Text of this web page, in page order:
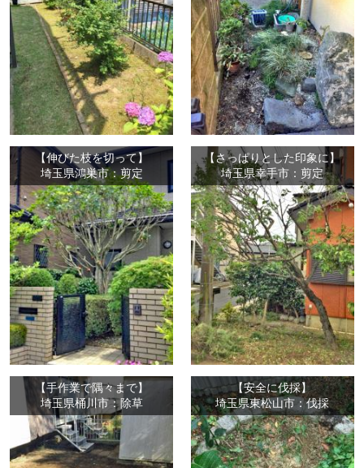
【伸びた枝を切って】
埼玉県鴻巣市：剪定
【さっぱりとした印象に】
埼玉県幸手市：剪定
【手作業で隅々まで】
埼玉県桶川市：除草
【安全に伐採】
埼玉県東松山市：伐採